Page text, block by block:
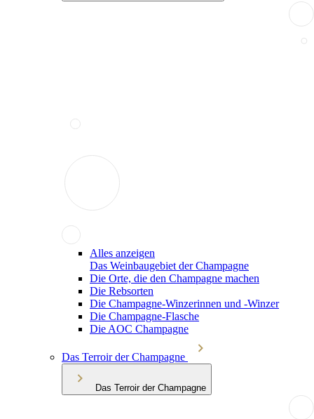
Alles anzeigen
Das Weinbaugebiet der Champagne
Die Orte, die den Champagne machen
Die Rebsorten
Die Champagne-Winzerinnen und -Winzer
Die Champagne-Flasche
Die AOC Champagne
Das Terroir der Champagne
Das Terroir der Champagne